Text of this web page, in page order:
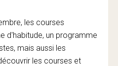
les courses
d'habitude, un programme
mais aussi les
les courses et